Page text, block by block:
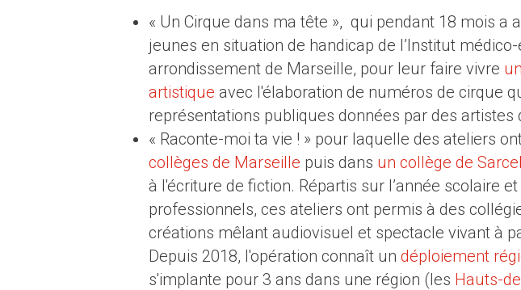
« Un Cirque dans ma tête », qui pendant 18 mois a
jeunes en situation de handicap de l’Institut
arrondissement de Marseille, pour leur faire vivre
artistique avec l'élaboration de numéros de cirque
représentations publiques données par des artistes
« Raconte-moi ta vie ! » pour laquelle des ateliers
collèges de Marseille puis dans un collège de
à l'écriture de fiction. Répartis sur l’année scolaire
professionnels, ces ateliers ont permis à des
créations mêlant audiovisuel et spectacle vivant à
Depuis 2018, l'opération connaît un déploiement
s'implante pour 3 ans dans une région (les Hauts-